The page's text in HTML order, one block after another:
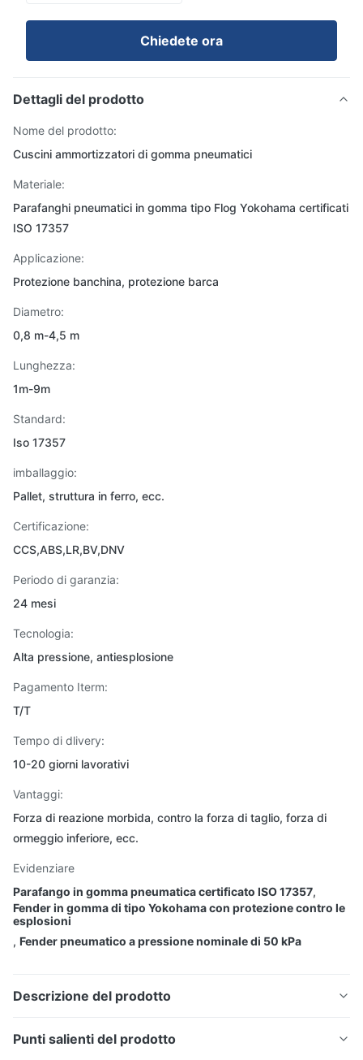
Chiedete ora
Dettagli del prodotto
Nome del prodotto:
Cuscini ammortizzatori di gomma pneumatici
Materiale:
Parafanghi pneumatici in gomma tipo Flog Yokohama certificati
ISO 17357
Applicazione:
Protezione banchina, protezione barca
Diametro:
0,8 m-4,5 m
Lunghezza:
1m-9m
Standard:
Iso 17357
imballaggio:
Pallet, struttura in ferro, ecc.
Certificazione:
CCS,ABS,LR,BV,DNV
Periodo di garanzia:
24 mesi
Tecnologia:
Alta pressione, antiesplosione
Pagamento Iterm:
T/T
Tempo di dlivery:
10-20 giorni lavorativi
Vantaggi:
Forza di reazione morbida, contro la forza di taglio, forza di
ormeggio inferiore, ecc.
Evidenziare
Parafango in gomma pneumatica certificato ISO 17357,
Fender in gomma di tipo Yokohama con protezione contro le
esplosioni
, Fender pneumatico a pressione nominale di 50 kPa
Descrizione del prodotto
Pneumatico Fabbricazione a partire
Punti salienti del prodotto